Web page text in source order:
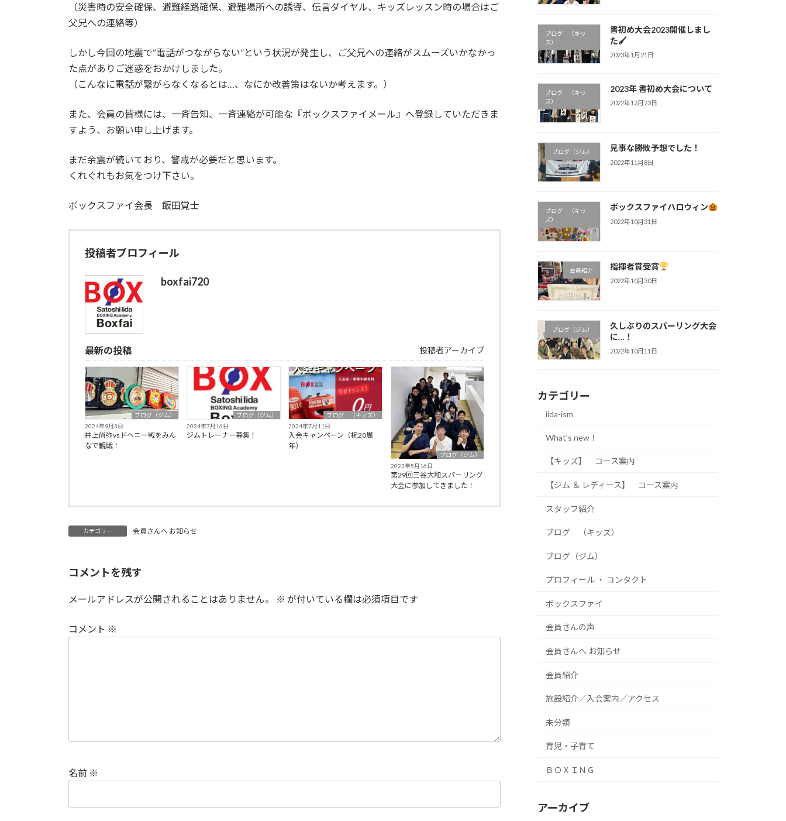
（災害時の安全確保、避難経路確保、避難場所への誘導、伝言ダイヤル、キッズレッスン時の場合はご
父兄への連絡等）
しかし今回の地震で“電話がつながらない”という状況が発生し、ご父兄への連絡がスムーズいかなかっ
た点がありご迷惑をおかけしました。
（こんなに電話が繋がらなくなるとは…、なにか改善策はないか考えます。）
また、会員の皆様には、一斉告知、一斉連絡が可能な『ボックスファイメール』へ登録していただきま
すよう、お願い申し上げます。
まだ余震が続いており、警戒が必要だと思います。
くれぐれもお気をつけ下さい。
ボックスファイ会長 飯田覚士
投稿者プロフィール
boxfai720
最新の投稿 投稿者アーカイブ
ブログ（ジム）
2024年9月3日
井上尚弥vsドヘニー戦をみん
なで観戦！
ブログ（ジム）
2024年7月16日
ジムトレーナー募集！
ブログ （キッズ）
2024年7月11日
入会キャンペーン（祝20周
年）
ブログ（ジム）
2023年5月16日
第29回三谷大和スパーリング
大会に参加してきました！
カテゴリー 会員さんへ お知らせ
コメントを残す
メールアドレスが公開されることはありません。 ※ が付いている欄は必須項目です
コメント ※
名前 ※
ブログ （キッ
ズ）
書初め大会2023開催しまし
た🖌
2023年1月21日
ブログ （キッ
ズ）
2023年 書初め大会について
2022年12月23日
ブログ（ジム） 見事な勝敗予想でした！
2022年11月8日
ブログ （キッ
ズ）
ボックスファイハロウィン
2022年10月31日
会員紹介 指揮者賞受賞
2022年10月30日
ブログ（ジム）
久しぶりのスパーリング大会
に…！
2022年10月11日
カテゴリー
iida-ism
What's new！
【キッズ】 コース案内
【ジム ＆ レディース】 コース案内
スタッフ紹介
ブログ （キッズ）
ブログ（ジム）
プロフィール ・ コンタクト
ボックスファイ
会員さんの声
会員さんへ お知らせ
会員紹介
施設紹介／入会案内／アクセス
未分類
育児・子育て
ＢＯＸＩＮＧ
アーカイブ